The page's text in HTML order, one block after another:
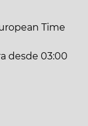
Time
desde 03:00